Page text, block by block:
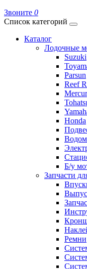
Звоните 0
Список категорий
Каталог
Лодочные
Suzuki
Parsun
Reef
Honda
Б/у
Запчасти
Ремни